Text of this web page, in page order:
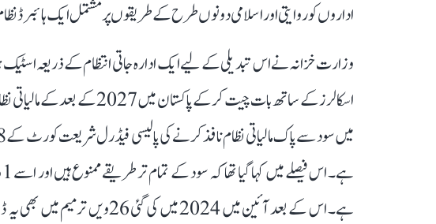
اداروں کو روایتی اور اسلامی دونوں طرح کے طریقوں پر مشتمل ایک ہائبرڈ
وزارت خزانہ نے اس تبدیلی کے لیے ایک ادارہ جاتی انتظام کے ذریعہ اسٹیک
اسکالرز کے ساتھ بات چیت کر کے